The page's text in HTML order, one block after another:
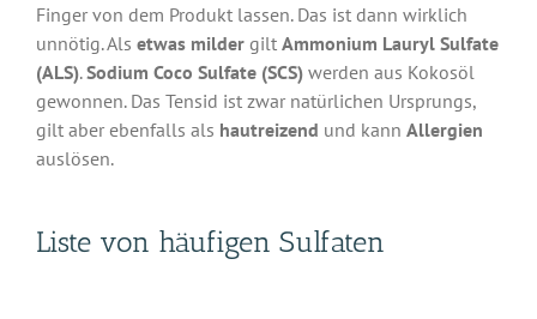
Finger von dem Produkt lassen. Das ist dann wirklich
unnötig. Als etwas milder gilt Ammonium Lauryl Sulfate
(ALS).Sodium Coco Sulfate (SCS) werden aus Kokosöl
gewonnen. Das Tensid ist zwar natürlichen Ursprungs,
gilt aber ebenfalls als hautreizend und kann Allergien
auslösen.
Liste von häufigen Sulfaten